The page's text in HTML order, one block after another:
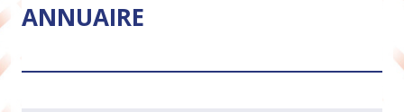
ANNUAIRE